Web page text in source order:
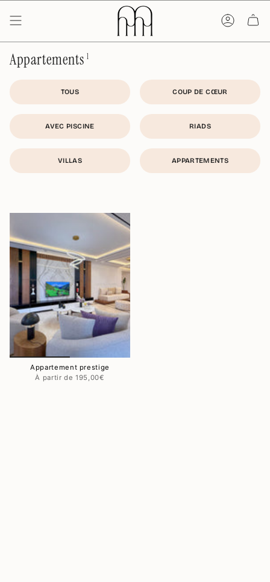
contenu
la
pageAppartements 1
TOUS COUP DE CŒUR
AVEC PISCINE RIADS
VILLAS APPARTEMENTS
Appartement prestige
195,00€